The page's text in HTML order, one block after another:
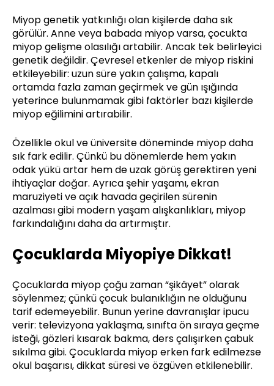
Miyop genetik yatkınlığı olan kişilerde daha sık
görülür. Anne veya babada miyop varsa, çocukta
miyop gelişme olasılığı artabilir. Ancak tek belirleyici
genetik değildir. Çevresel etkenler de miyop riskini
etkileyebilir: uzun süre yakın çalışma, kapalı
ortamda fazla zaman geçirmek ve gün ışığında
yeterince bulunmamak gibi faktörler bazı kişilerde
miyop eğilimini artırabilir.
Özellikle okul ve üniversite döneminde miyop daha
sık fark edilir. Çünkü bu dönemlerde hem yakın
odak yükü artar hem de uzak görüş gerektiren yeni
ihtiyaçlar doğar. Ayrıca şehir yaşamı, ekran
maruziyeti ve açık havada geçirilen sürenin
azalması gibi modern yaşam alışkanlıkları, miyop
farkındalığını daha da artırmıştır.
Çocuklarda Miyopiye Dikkat!
Çocuklarda miyop çoğu zaman “şikâyet” olarak
söylenmez; çünkü çocuk bulanıklığın ne olduğunu
tarif edemeyebilir. Bunun yerine davranışlar ipucu
verir: televizyona yaklaşma, sınıfta ön sıraya geçme
isteği, gözleri kısarak bakma, ders çalışırken çabuk
sıkılma gibi. Çocuklarda miyop erken fark edilmezse
okul başarısı, dikkat süresi ve özgüven etkilenebilir.